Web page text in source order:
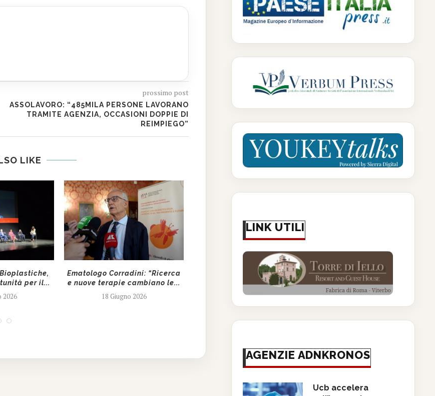
prossimo post
ASSOLAVORO: “485MILA PERSONE LAVORANO
TRAMITE AGENZIA, OCCASIONI DOPPIE DI
REIMPIEGO”
LIKE
per il...
2026
Ematologo Corradini: “Ricerca
e nuove terapie cambiano le...
18 Giugno 2026
Ematologo Rambaldi:
“Diagnosi molecolari e cure
mirate migliorano...
18 Giugno 2026
Locatelli (Bambino Gesù):
“Investire nella ricerca
significa investire...
18 Giugno 2026
LINK UTILI
AGENZIE ADNKRONOS
Ucb accelera